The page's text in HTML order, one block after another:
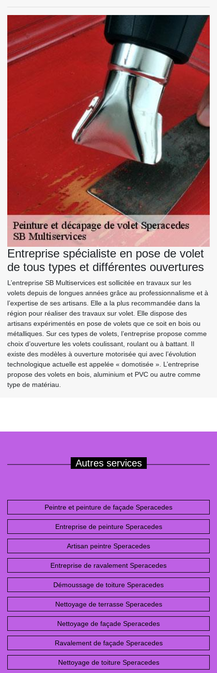
Entreprise spécialiste en pose de volet
de tous types et différentes ouvertures
L’entreprise SB Multiservices est sollicitée en travaux sur les
volets depuis de longues années grâce au professionnalisme et à
l’expertise de ses artisans. Elle a la plus recommandée dans la
région pour réaliser des travaux sur volet. Elle dispose des
artisans expérimentés en pose de volets que ce soit en bois ou
métalliques. Sur ces types de volets, l’entreprise propose comme
choix d’ouverture les volets coulissant, roulant ou à battant. Il
existe des modèles à ouverture motorisée qui avec l’évolution
technologique actuelle est appelée « domotisée ». L’entreprise
propose des volets en bois, aluminium et PVC ou autre comme
type de matériau.
Autres services
Peintre et peinture de façade Speracedes
Entreprise de peinture Speracedes
Artisan peintre Speracedes
Entreprise de ravalement Speracedes
Démoussage de toiture Speracedes
Nettoyage de terrasse Speracedes
Nettoyage de façade Speracedes
Ravalement de façade Speracedes
Nettoyage de toiture Speracedes